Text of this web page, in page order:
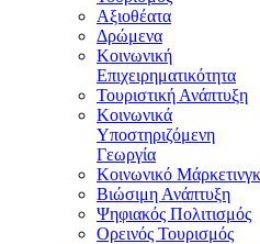
Αξιοθέατα
Δρώμενα
Κοινωνική
Επιχειρηματικότητα
Τουριστική Ανάπτυξη
Κοινωνικά
Υποστηριζόμενη
Γεωργία
Κοινωνικό Μάρκετινγκ
Βιώσιμη Ανάπτυξη
Ψηφιακός Πολιτισμός
Ορεινός Τουρισμός